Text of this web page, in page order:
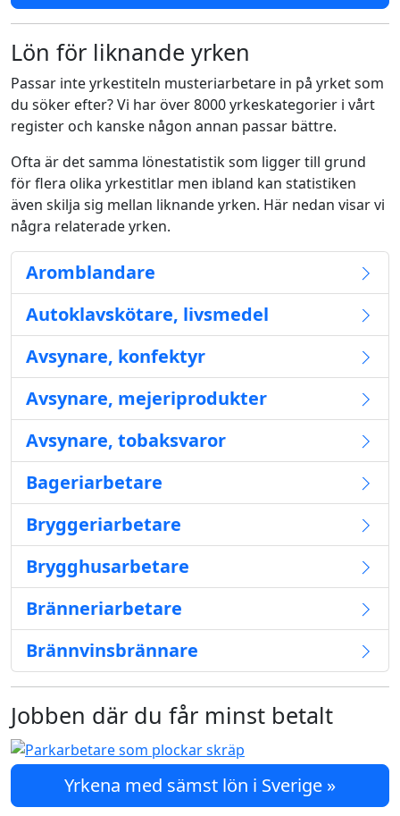
Lön för liknande yrken
Passar inte yrkestiteln musteriarbetare in på yrket som
du söker efter? Vi har över 8000 yrkeskategorier i vårt
register och kanske någon annan passar bättre.
Ofta är det samma lönestatistik som ligger till grund
för flera olika yrkestitlar men ibland kan statistiken
även skilja sig mellan liknande yrken. Här nedan visar vi
några relaterade yrken.
Aromblandare
Autoklavskötare, livsmedel
Avsynare, konfektyr
Avsynare, mejeriprodukter
Avsynare, tobaksvaror
Bageriarbetare
Bryggeriarbetare
Brygghusarbetare
Bränneriarbetare
Brännvinsbrännare
Jobben där du får minst betalt
Yrkena med sämst lön i Sverige »